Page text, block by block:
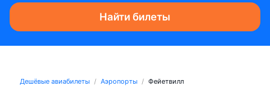
Найти билеты
Дешёвые авиабилеты Аэропорты Фейетвилл